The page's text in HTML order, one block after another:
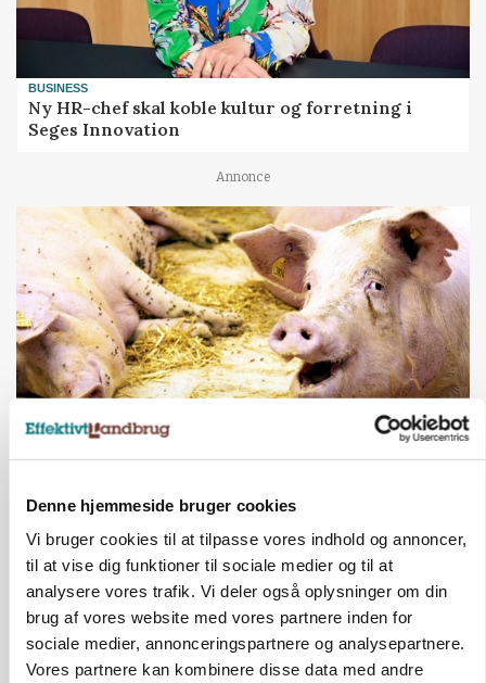
Denne hjemmeside bruger cookies
Vi bruger cookies til at tilpasse vores indhold og annoncer,
til at vise dig funktioner til sociale medier og til at
analysere vores trafik. Vi deler også oplysninger om din
brug af vores website med vores partnere inden for
sociale medier, annonceringspartnere og analysepartnere.
Vores partnere kan kombinere disse data med andre
BUSINESS
Ny HR-chef skal koble kultur og forretning i
Seges Innovation
Annonce
Gammel sæd kan redde truet race
Annonce
Markvandring sætter fokus på elefantgræs
Annonce